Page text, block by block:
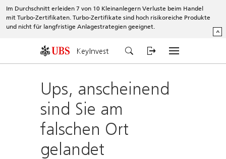
Im Durchschnitt erleiden 7 von 10 Kleinanlegern Verluste beim Handel
mit Turbo-Zertifikaten. Turbo-Zertifikate sind hoch risikoreiche Produkte
und nicht für langfristige Anlagestrategien geeignet.
^
KeyInvest
Ups, anscheinend
sind Sie am
falschen Ort
gelandet